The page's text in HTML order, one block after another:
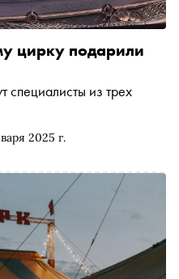
2025 г.
цирку подарили
специалисты из трех